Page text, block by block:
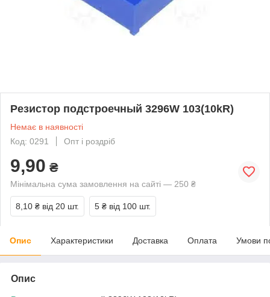
Резистор подстроечный 3296W 103(10kR)
Немає в наявності
Код: 0291
Опт і роздріб
9,90 ₴
Мінімальна сума замовлення на сайті — 250 ₴
8,10 ₴ від 20 шт. 5 ₴ від 100 шт.
Опис Характеристики Доставка Оплата Умови
Опис